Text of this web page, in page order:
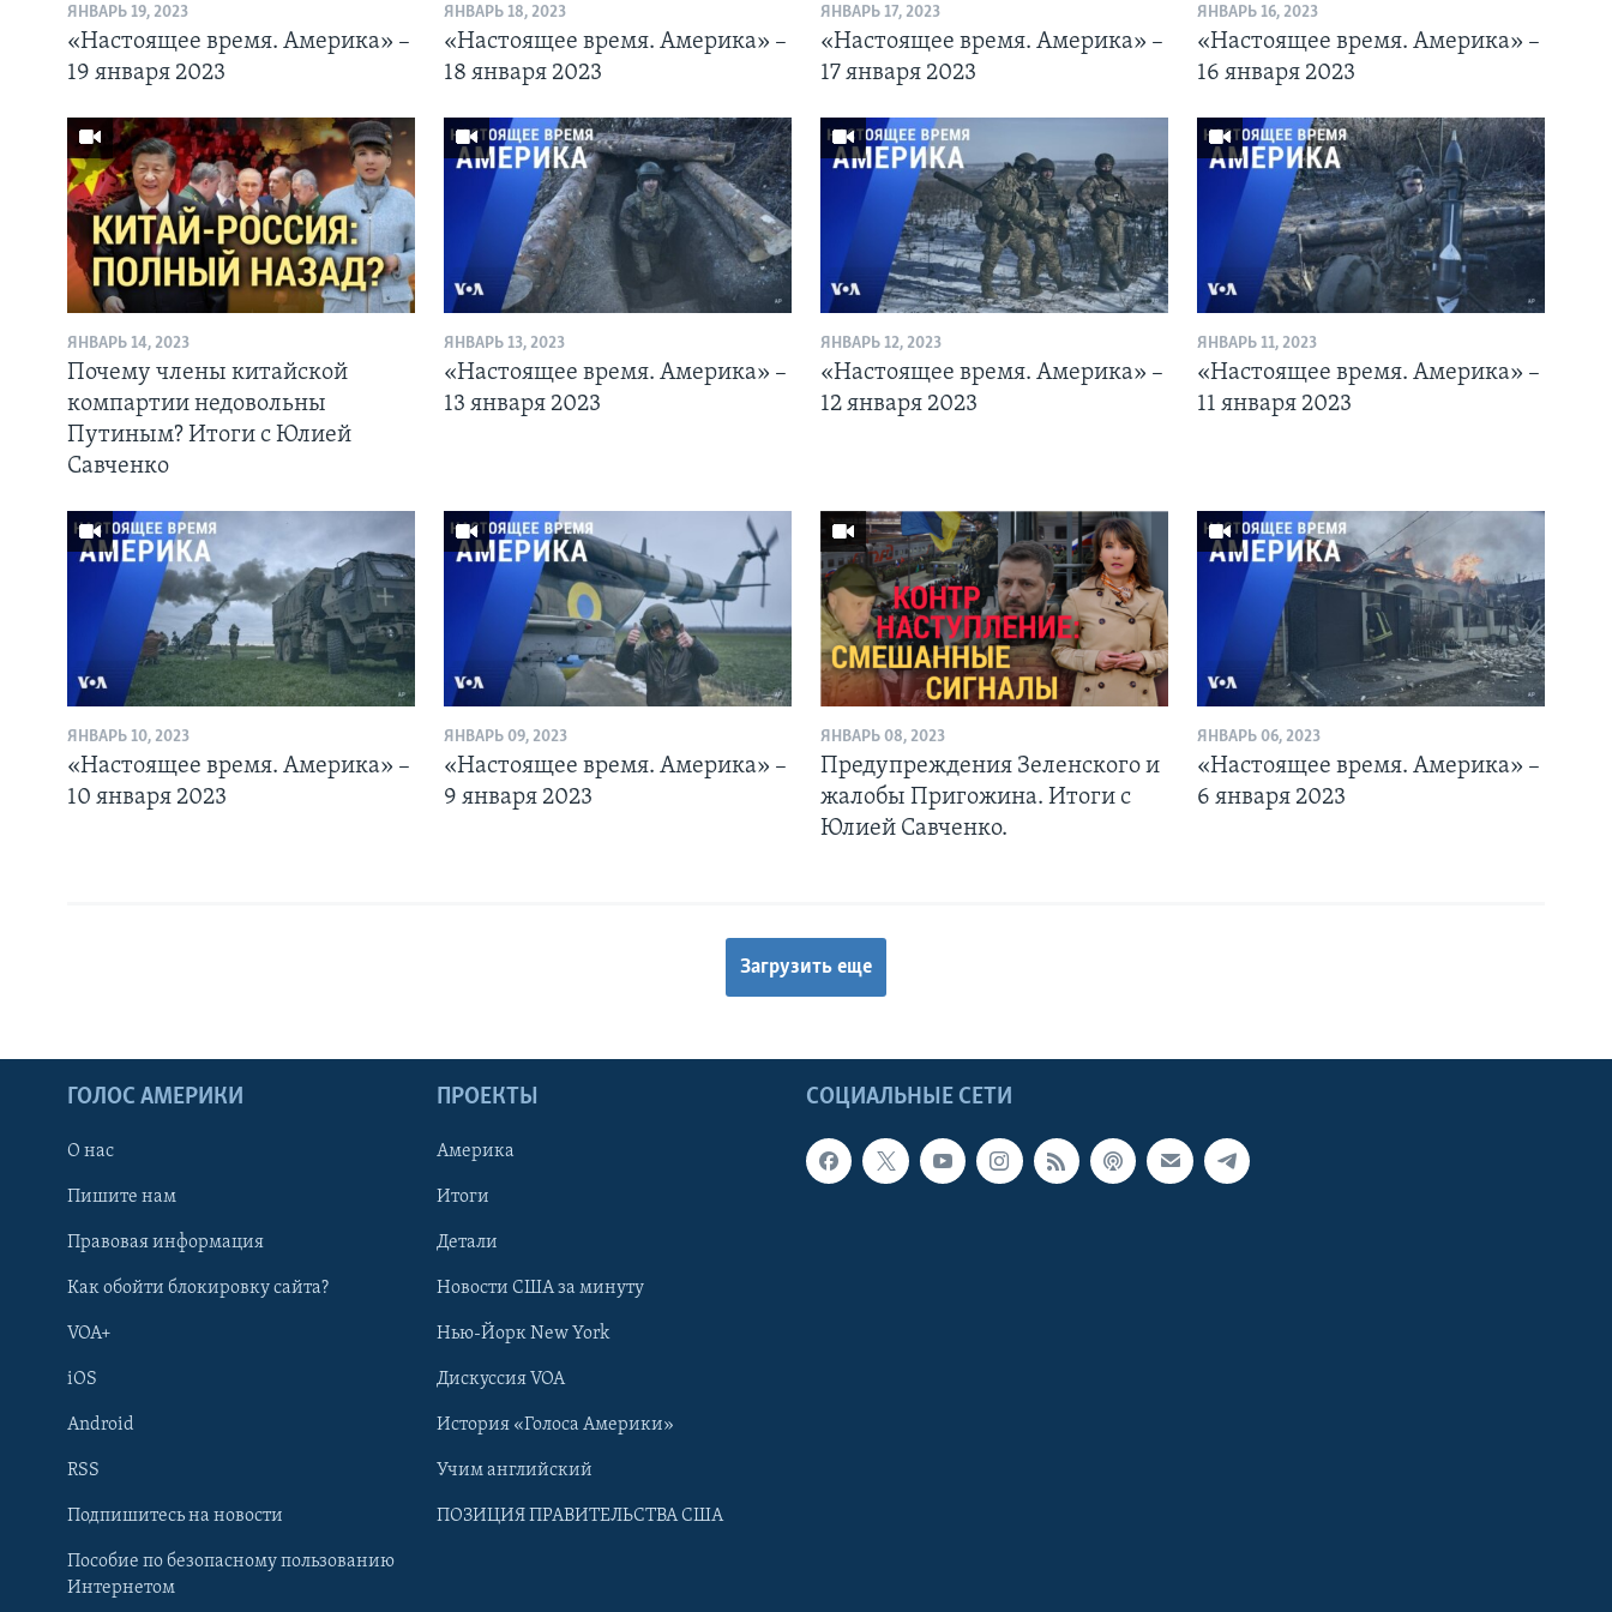
Learning English
ЯНВАРЬ 19, 2023
«Настоящее время. Америка» –
19 января 2023
ЯНВАРЬ 18, 2023
«Настоящее время. Америка» –
18 января 2023
ЯНВАРЬ 17, 2023
«Настоящее время. Америка» –
17 января 2023
ЯНВАРЬ 16, 2023
«Настоящее время. Америка» –
16 января 2023
ЯНВАРЬ 14, 2023
Почему члены китайской
компартии недовольны
Путиным? Итоги с Юлией
Савченко
ЯНВАРЬ 13, 2023
«Настоящее время. Америка» –
13 января 2023
ЯНВАРЬ 12, 2023
«Настоящее время. Америка» –
12 января 2023
ЯНВАРЬ 11, 2023
«Настоящее время. Америка» –
11 января 2023
ЯНВАРЬ 10, 2023
«Настоящее время. Америка» –
10 января 2023
ЯНВАРЬ 09, 2023
«Настоящее время. Америка» –
9 января 2023
ЯНВАРЬ 08, 2023
Предупреждения Зеленского и
жалобы Пригожина. Итоги с
Юлией Савченко.
ЯНВАРЬ 06, 2023
«Настоящее время. Америка» –
6 января 2023
Загрузить еще
СОЦИАЛЬНЫЕ СЕТИ
ГОЛОС АМЕРИКИ
О нас
Пишите нам
Правовая информация
Как обойти блокировку сайта?
VOA+
iOS
Android
RSS
Подпишитесь на новости
Пособие по безопасному пользованию
Интернетом
ПРОЕКТЫ
Америка
Итоги
Детали
Новости США за минуту
Нью-Йорк New York
Дискуссия VOA
История «Голоса Америки»
Учим английский
ПОЗИЦИЯ ПРАВИТЕЛЬСТВА США